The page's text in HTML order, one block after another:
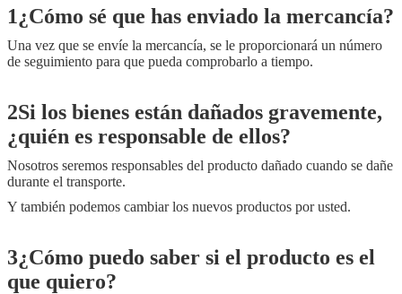
1¿Cómo sé que has enviado la mercancía?
Una vez que se envíe la mercancía, se le proporcionará un número
de seguimiento para que pueda comprobarlo a tiempo.
2Si los bienes están dañados gravemente,
¿quién es responsable de ellos?
Nosotros seremos responsables del producto dañado cuando se dañe
durante el transporte.
Y también podemos cambiar los nuevos productos por usted.
3¿Cómo puedo saber si el producto es el
que quiero?